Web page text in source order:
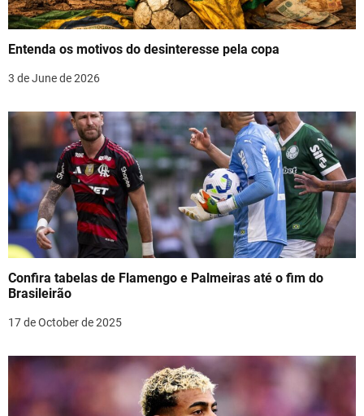
a
t
n
Entenda os motivos do desinteresse pela copa
3 de June de 2026
Confira tabelas de Flamengo e Palmeiras até o fim do
Brasileirão
17 de October de 2025